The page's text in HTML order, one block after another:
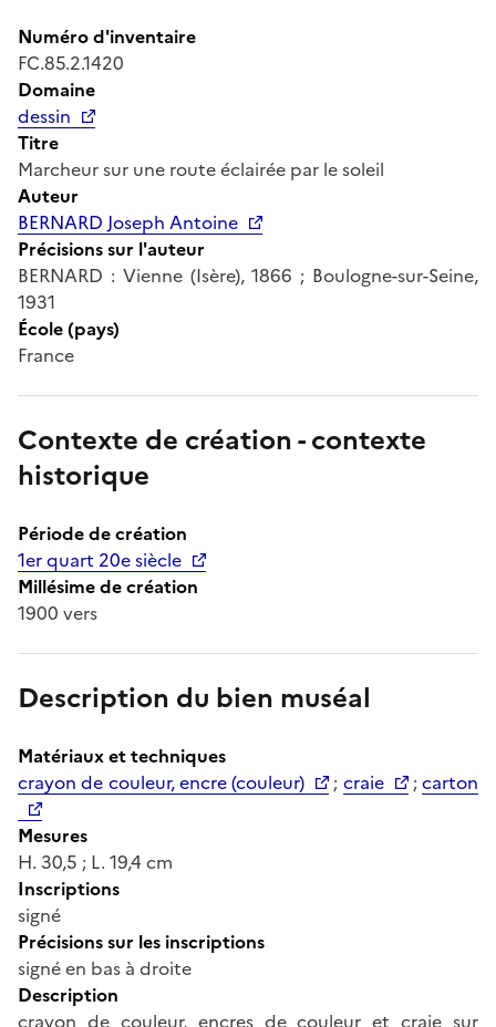
Numéro d'inventaire
FC.85.2.1420
Domaine
dessin
Titre
Marcheur sur une route éclairée par le soleil
Auteur
BERNARD Joseph Antoine
Précisions sur l'auteur
BERNARD : Vienne (Isère), 1866 ; Boulogne-sur-Seine,
1931
École (pays)
France
Contexte de création - contexte
historique
Période de création
1er quart 20e siècle
Millésime de création
1900 vers
Description du bien muséal
Matériaux et techniques
crayon de couleur, encre (couleur)
; craie ;carton
Mesures
H. 30,5 ; L. 19,4 cm
Inscriptions
signé
Précisions sur les inscriptions
signé en bas à droite
Description
crayon de couleur, encres de couleur et craie sur